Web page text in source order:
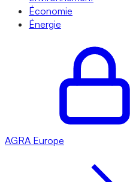
Économie
Énergie
AGRA Europe